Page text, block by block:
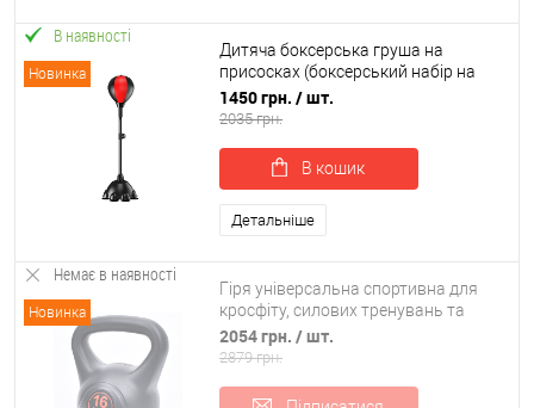
Новинка
В наявності
Дитяча боксерська груша на
присосках (боксерський набір на
стійці) 110-160 см OSPORT (bx-0095)
1450 грн. / шт.
2035 грн.
В кошик
Детальніше
Новинка
Немає в наявності
Гіря універсальна спортивна для
кросфіту, силових тренувань та
фітнесу 16 кг OSPORT (MS 4196-16)
2054 грн. / шт.
2879 грн.